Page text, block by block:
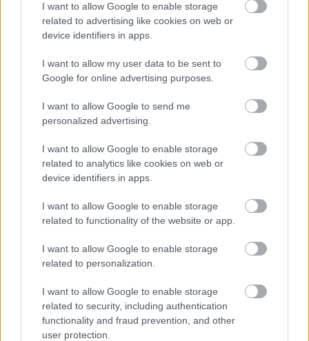
I want to allow Google to enable storage
related to advertising like cookies on web or
device identifiers in apps.
I want to allow my user data to be sent to
Google for online advertising purposes.
I want to allow Google to send me
personalized advertising.
I want to allow Google to enable storage
related to analytics like cookies on web or
device identifiers in apps.
I want to allow Google to enable storage
related to functionality of the website or app.
I want to allow Google to enable storage
related to personalization.
I want to allow Google to enable storage
related to security, including authentication
functionality and fraud prevention, and other
user protection.
1 napja
Hakkinen megtartaná a Norris-Piastri párost a
McLarennél, nem borítaná fel Verstappenért